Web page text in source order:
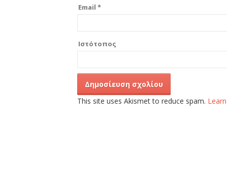
Email *
Ιστότοπος
This site uses Akismet to reduce spam.